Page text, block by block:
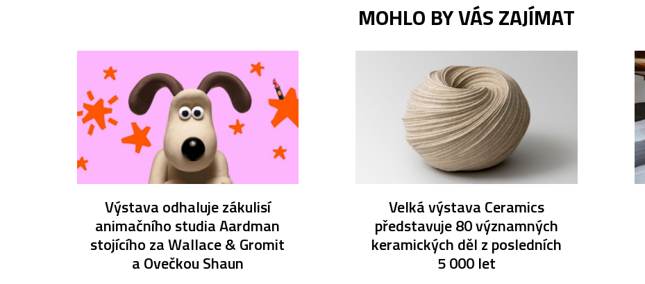
MOHLO BY VÁS ZAJÍMAT
Výstava odhaluje zákulisí
animačního studia Aardman
stojícího za Wallace & Gromit
a Ovečkou Shaun
Velká výstava Ceramics
představuje 80 významných
keramických děl z posledních
5 000 let